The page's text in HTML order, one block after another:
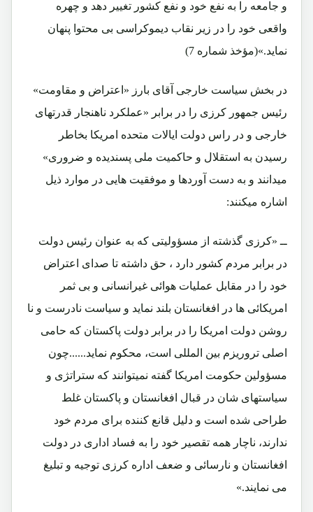
و جامعه را به نفع خود و نفع کشور تغییر دهد و چهره
واقعی خود را در زیر نقاب دیموکراسی بی محتوا پنهان
نماید.»(مؤخذ شماره 7)
در بخش سیاست خارجی آقای بارز «اعتراض و مقاومت»
رئیس جمهور کرزی را در برابر «عملکرد ناهنجار قدرتهای
خارجی و در راس دولت ایالات متحده امریکا بخاطر
رسیدن به استقلال و حاکمیت ملی پسندیده و ضروری»
میدانند و به دست آوردها و موفقیت هایی در موارد ذیل
اشاره میکنند:
ــ «کرزی گذشته از مسؤولیتی که به عنوان رئیس دولت
در برابر مردم کشور دارد ، حق داشته تا صدای اعتراض
خود را در مقابل عملیات هوائی غیرانسانی و بی ثمر
امریکائی ها در افغانستان بلند نماید و سیاست نادرست و نا
روشن دولت امریکا را در برابر دولت پاکستان که حامی
اصلی تروریزم بین المللی است، محکوم نماید......چون
مسؤولین حکومت امریکا گفته نمیتوانند که ستراتژی و
سیاستهای شان در قبال افغانستان و پاکستان غلط
طراحی شده است و دلیل قانع کننده برای مردم خود
ندارند، ناچار همه تقصیر خود را به فساد اداری در دولت
افغانستان و نارسائی و ضعف اداره کرزی توجیه و تبلیغ
می نمایند.»